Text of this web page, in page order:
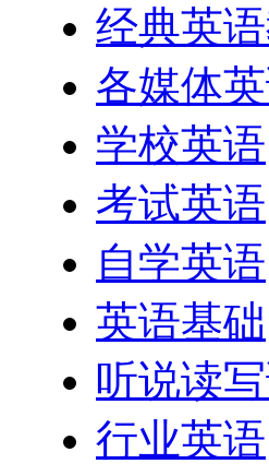
经典英
各媒体
学校英语
考试英语
自学英语
英语基础
听说读
行业英语